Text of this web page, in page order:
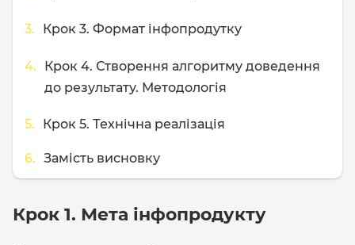
Крок 3. Формат інфопродутку
Крок 4. Створення алгоритму доведення
до результату. Методологія
Крок 5. Технічна реалізація
Замість висновку
Крок 1. Мета інфопродукту